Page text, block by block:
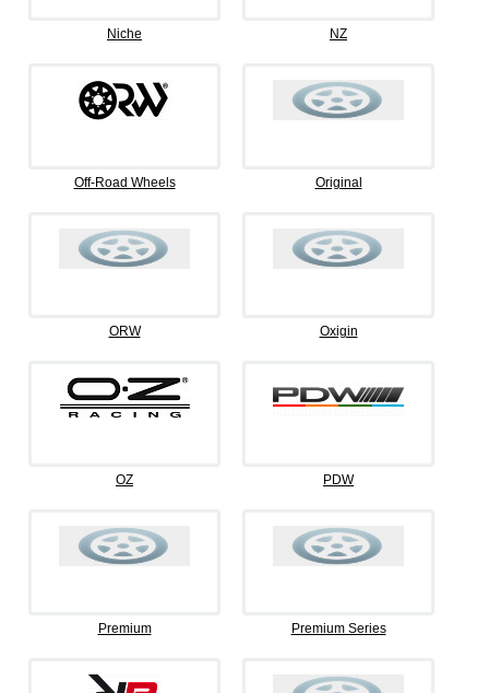
Niche NZ
Off-Road Wheels Original
ORW Oxigin
OZ PDW
Premium Premium Series